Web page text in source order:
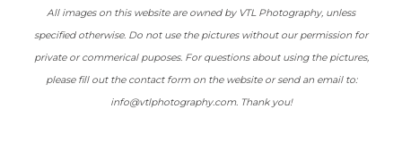
All images on this website are owned by VTL Photography, unless
specified otherwise. Do not use the pictures without our permission for
private or commerical puposes. For questions about using the pictures,
please fill out the contact form on the website or send an email to:
info@vtlphotography.com. Thank you!